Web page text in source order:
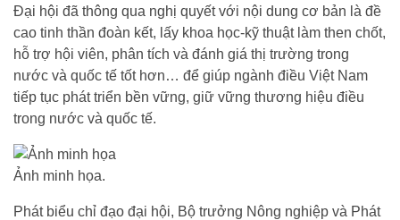
Đại hội đã thông qua nghị quyết với nội dung cơ bản là đề
cao tinh thần đoàn kết, lấy khoa học-kỹ thuật làm then chốt,
hỗ trợ hội viên, phân tích và đánh giá thị trường trong
nước và quốc tế tốt hơn… để giúp ngành điều Việt Nam
tiếp tục phát triển bền vững, giữ vững thương hiệu điều
trong nước và quốc tế.
Ảnh minh họa.
Phát biểu chỉ đạo đại hội, Bộ trưởng Nông nghiệp và Phát